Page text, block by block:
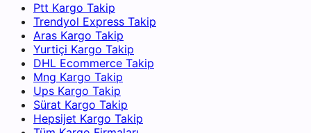
Ptt Kargo Takip
Trendyol Express Takip
Aras Kargo Takip
Yurtiçi Kargo Takip
DHL Ecommerce Takip
Mng Kargo Takip
Ups Kargo Takip
Sürat Kargo Takip
Hepsijet Kargo Takip